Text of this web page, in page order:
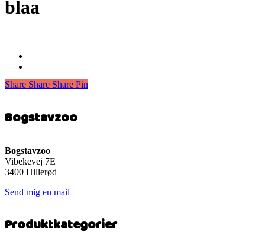
blaa
Share
Share Share Share Pin
Bogstavzoo
Bogstavzoo
Vibekevej 7E
3400 Hillerød
Send mig en mail
Produktkategorier